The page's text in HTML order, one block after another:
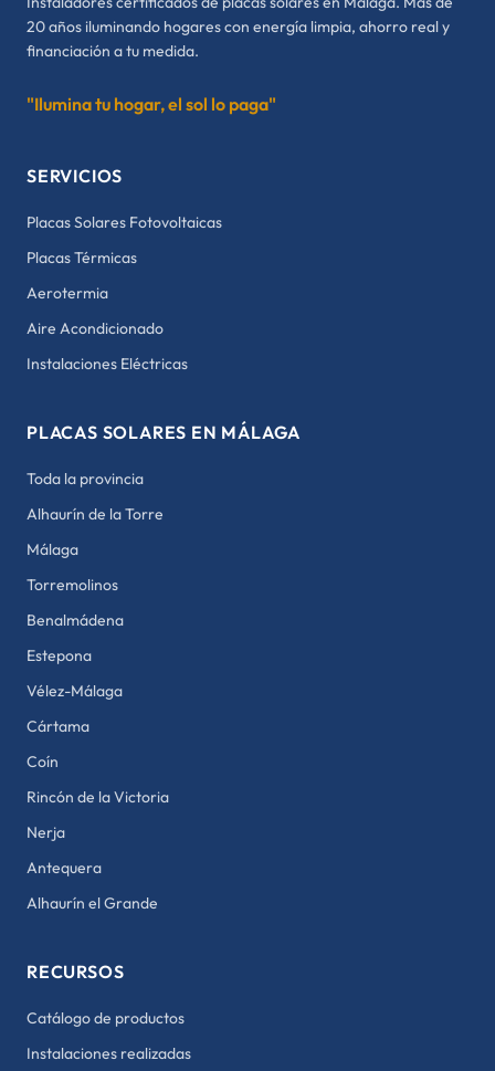
20 años iluminando hogares con energía limpia, ahorro real y
financiación a tu medida.
"Ilumina tu hogar, el sol lo paga"
SERVICIOS
Placas Solares Fotovoltaicas
Placas Térmicas
Aerotermia
Aire Acondicionado
Instalaciones Eléctricas
PLACAS SOLARES EN MÁLAGA
Toda la provincia
Alhaurín de la Torre
Málaga
Torremolinos
Benalmádena
Estepona
Vélez-Málaga
Cártama
Coín
Rincón de la Victoria
Nerja
Antequera
Alhaurín el Grande
RECURSOS
Catálogo de productos
Instalaciones realizadas